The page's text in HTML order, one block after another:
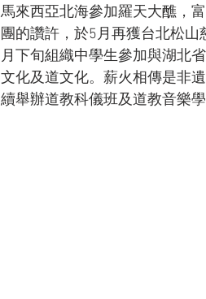
馬來西亞北海參加羅天大醮，
團的讚許，於5月再獲台北松
月下旬組織中學生參加與湖北
文化及道文化。薪火相傳是非
續舉辦道教科儀班及道教音樂